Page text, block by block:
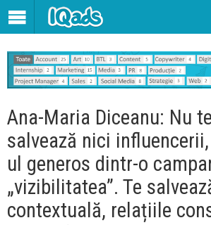
Ana-Maria Diceanu: Nu
salvează nici
ul generos dintr-o
„vizibilitatea”. Te
contextuală, relațiile